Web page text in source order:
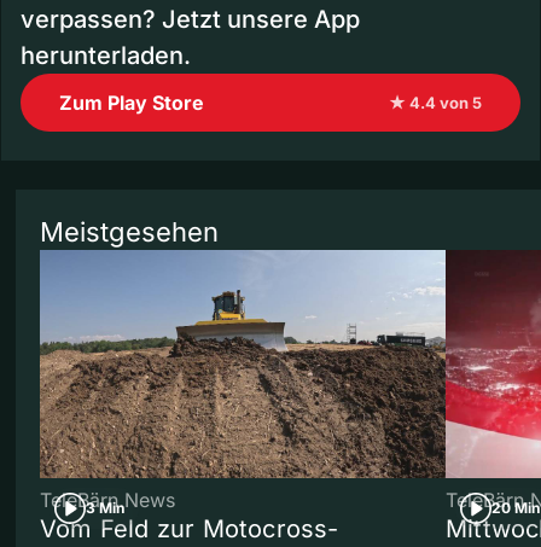
verpassen? Jetzt unsere App
herunterladen.
Zum Play Store ★ 4.4 von 5
Meistgesehen
3 Min
TeleBärn News
Vom Feld zur Motocross-
20 Min
TeleBärn